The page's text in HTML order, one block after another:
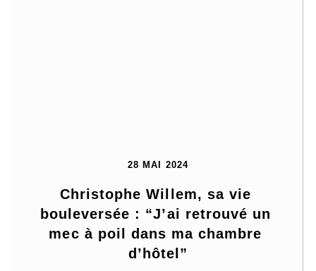
28 MAI 2024
Christophe Willem, sa vie
bouleversée : “J’ai retrouvé un
mec à poil dans ma chambre
d’hôtel”